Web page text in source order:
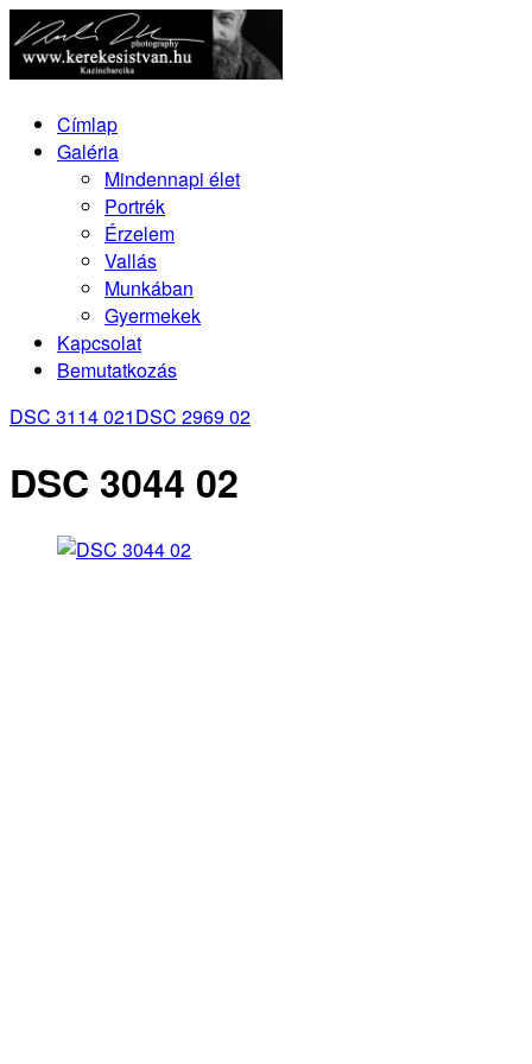
Címlap
Galéria
Mindennapi élet
Portrék
Érzelem
Vallás
Munkában
Gyermekek
Kapcsolat
Bemutatkozás
DSC 3114 021DSC 2969 02
DSC 3044 02